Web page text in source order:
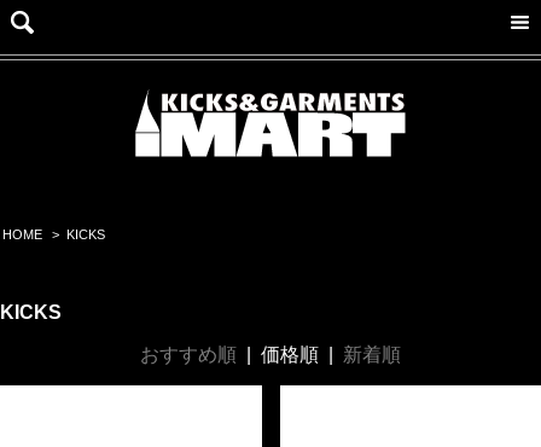
HOME > KICKS
KICKS
おすすめ順 価格順 新着順